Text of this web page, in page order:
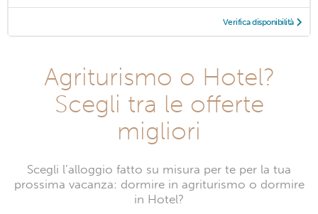
Verifica disponibilità
Agriturismo o Hotel?
Scegli tra le offerte
migliori
Scegli l’alloggio fatto su misura per te per la tua
prossima vacanza: dormire in agriturismo o dormire
in Hotel?